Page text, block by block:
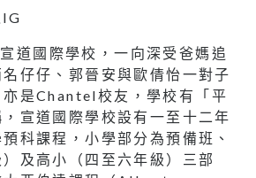
道國際學校，一向深受爸媽追
仔仔、郭晉安與歐倩怡一對子
是Chantel校友，學校有「平
宣道國際學校設有一至十二年
科課程，小學部分為預備班、
及高小（四至六年級）三部